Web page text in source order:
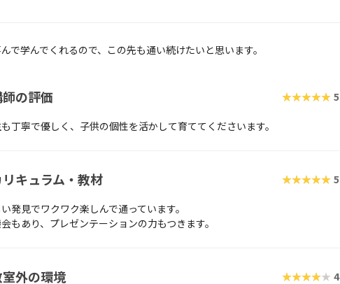
で学んでくれるので、この先も通い続けたいと思います。
の評価 ★★★★★ 5
丁寧で優しく、子供の個性を活かして育ててくださいます。
リキュラム・教材 ★★★★★ 5
発見でワクワク楽しんで通っています。
もあり、プレゼンテーションの力もつきます。
外の環境 ★★★★★ 4